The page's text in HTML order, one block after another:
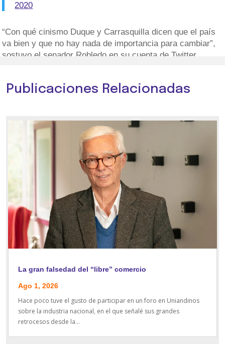
2020
“Con qué cinismo Duque y Carrasquilla dicen que el país
va bien y que no hay nada de importancia para cambiar”,
sostuvo el senador Robledo en su cuenta de Twitter.
Publicaciones Relacionadas
La gran falsedad del “libre” comercio
Ago 1, 2026
Hace poco tuve el gusto de participar en un foro en Uniandinos
sobre la industria nacional, en el que señalé sus grandes
retrocesos desde la...